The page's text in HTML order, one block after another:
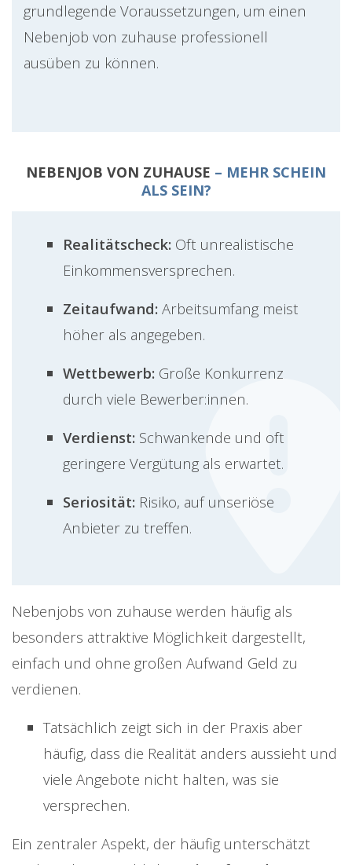
grundlegende Voraussetzungen, um einen
Nebenjob von zuhause professionell
ausüben zu können.
NEBENJOB VON ZUHAUSE – MEHR SCHEIN
ALS SEIN?
Realitätscheck: Oft unrealistische
Einkommensversprechen.
Zeitaufwand: Arbeitsumfang meist
höher als angegeben.
Wettbewerb: Große Konkurrenz
durch viele Bewerber:innen.
Verdienst: Schwankende und oft
geringere Vergütung als erwartet.
Seriosität: Risiko, auf unseriöse
Anbieter zu treffen.
Nebenjobs von zuhause werden häufig als
besonders attraktive Möglichkeit dargestellt,
einfach und ohne großen Aufwand Geld zu
verdienen.
Tatsächlich zeigt sich in der Praxis aber
häufig, dass die Realität anders aussieht und
viele Angebote nicht halten, was sie
versprechen.
Ein zentraler Aspekt, der häufig unterschätzt